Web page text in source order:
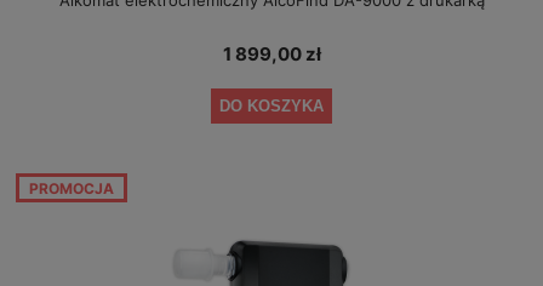
1 899,00 zł
DO KOSZYKA
PROMOCJA